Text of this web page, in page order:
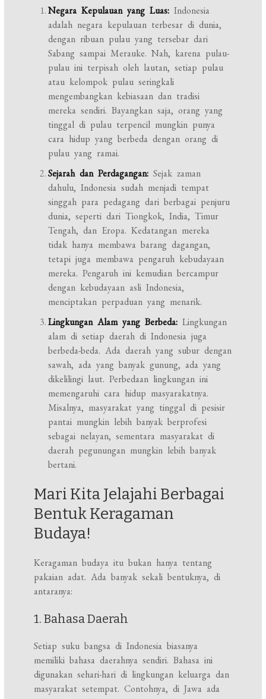
Negara Kepulauan yang Luas: Indonesia
adalah negara kepulauan terbesar di dunia,
dengan ribuan pulau yang tersebar dari
Sabang sampai Merauke. Nah, karena pulau-
pulau ini terpisah oleh lautan, setiap pulau
atau kelompok pulau seringkali
mengembangkan kebiasaan dan tradisi
mereka sendiri. Bayangkan saja, orang yang
tinggal di pulau terpencil mungkin punya
cara hidup yang berbeda dengan orang di
pulau yang ramai.
Sejarah dan Perdagangan: Sejak zaman
dahulu, Indonesia sudah menjadi tempat
singgah para pedagang dari berbagai penjuru
dunia, seperti dari Tiongkok, India, Timur
Tengah, dan Eropa. Kedatangan mereka
tidak hanya membawa barang dagangan,
tetapi juga membawa pengaruh kebudayaan
mereka. Pengaruh ini kemudian bercampur
dengan kebudayaan asli Indonesia,
menciptakan perpaduan yang menarik.
Lingkungan Alam yang Berbeda: Lingkungan
alam di setiap daerah di Indonesia juga
berbeda-beda. Ada daerah yang subur dengan
sawah, ada yang banyak gunung, ada yang
dikelilingi laut. Perbedaan lingkungan ini
memengaruhi cara hidup masyarakatnya.
Misalnya, masyarakat yang tinggal di pesisir
pantai mungkin lebih banyak berprofesi
sebagai nelayan, sementara masyarakat di
daerah pegunungan mungkin lebih banyak
bertani.
Mari Kita Jelajahi Berbagai
Bentuk Keragaman
Budaya!
Keragaman budaya itu bukan hanya tentang
pakaian adat. Ada banyak sekali bentuknya, di
antaranya:
1. Bahasa Daerah
Setiap suku bangsa di Indonesia biasanya
memiliki bahasa daerahnya sendiri. Bahasa ini
digunakan sehari-hari di lingkungan keluarga dan
masyarakat setempat. Contohnya, di Jawa ada